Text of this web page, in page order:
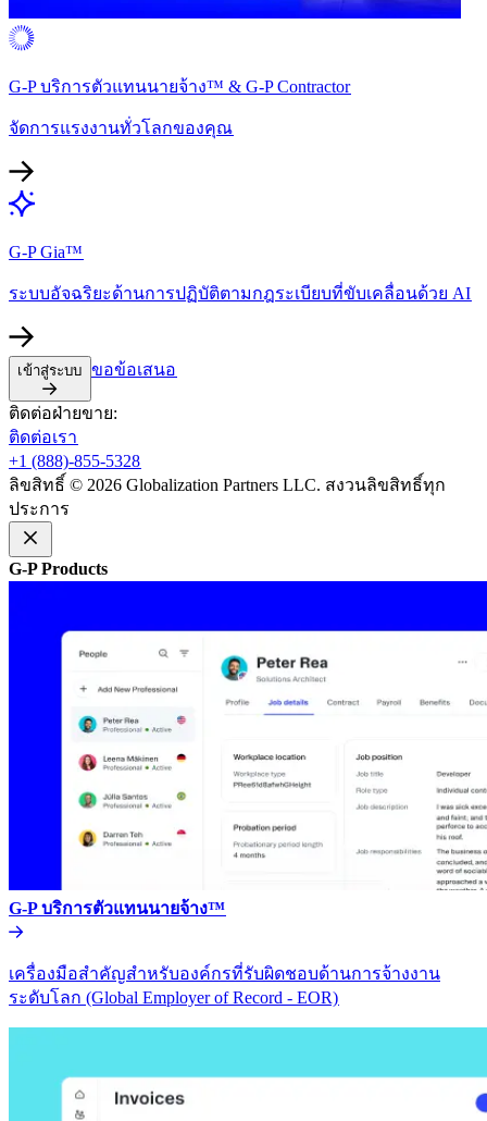
G-P บริการตัวแทนนายจ้าง™ & G-P Contractor​​
จัดการแรงงานทั่วโลกของคุณ​​
G-P Gia™​​
ระบบอัจฉริยะด้านการปฏิบัติตามกฎระเบียบที่ขับเคลื่อนด้วย AI​​
เข้าสู่ระบบ​​ ขอข้อเสนอ​​
ติดต่อฝ่ายขาย:​​
ติดต่อเรา​​
+1 (888)-855-5328​​
ลิขสิทธิ์ © 2026 Globalization Partners LLC. สงวนลิขสิทธิ์ทุก
ประการ​​
G-P Products​​
G-P บริการตัวแทนนายจ้าง™​​
เครื่องมือสำคัญสำหรับองค์กรที่รับผิดชอบด้านการจ้างงาน
ระดับโลก (Global Employer of Record - EOR)​​